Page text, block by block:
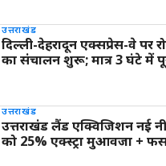
उत्तराखंड
दिल्ली-देहरादून एक्सप्रेस-वे पर
का संचालन शुरू; मात्र 3 घंटे में
उत्तराखंड
उत्तराखंड लैंड एक्विजिशन नई
को 25% एक्स्ट्रा मुआवजा +